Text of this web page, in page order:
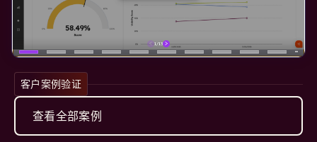
客户案例验证
查看全部案例